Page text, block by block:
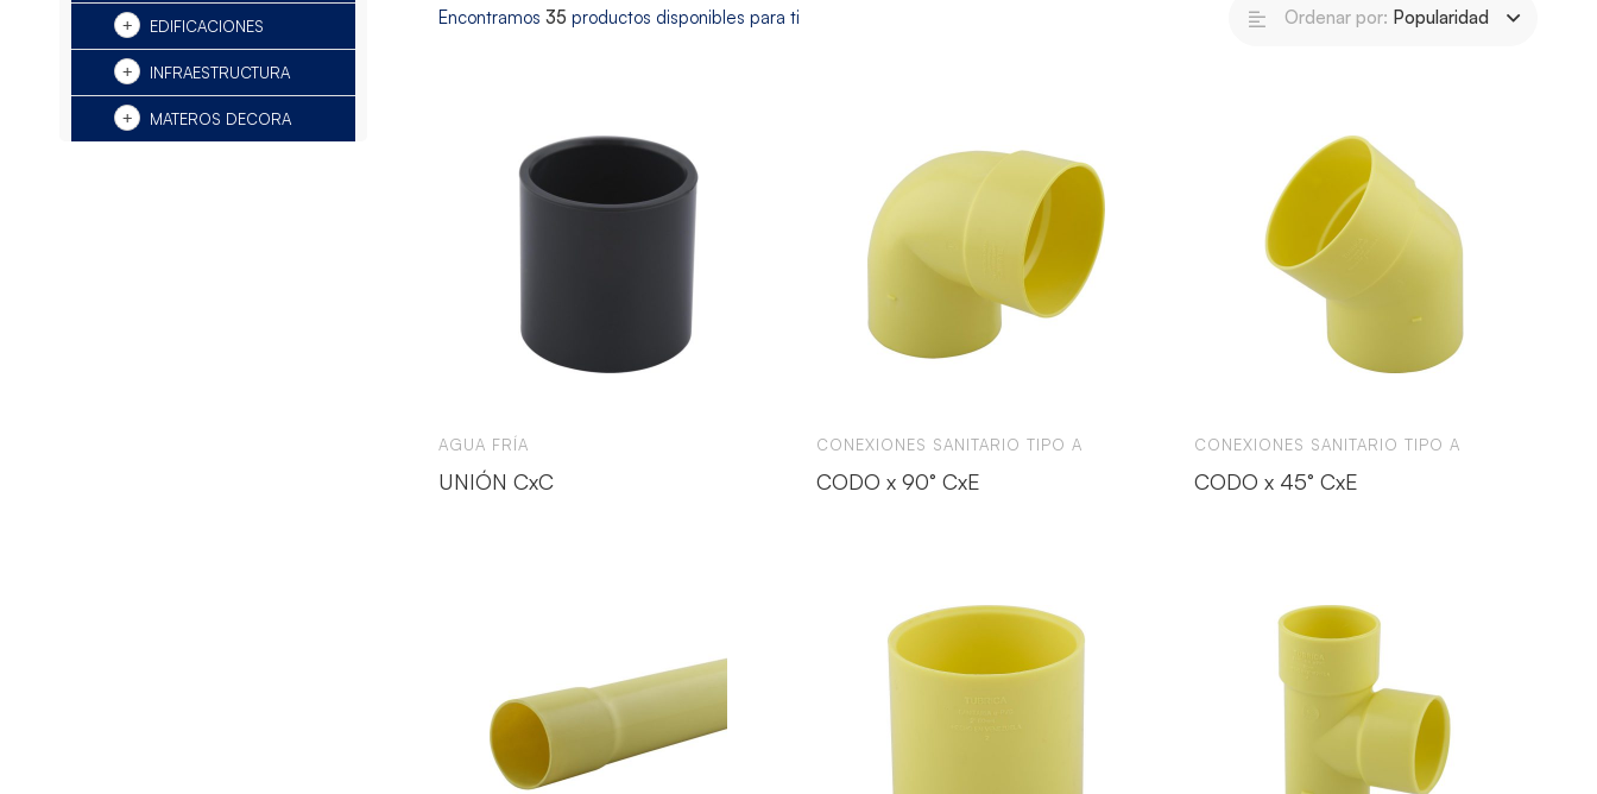
EDIFICACIONES
INFRAESTRUCTURA
MATEROS DECORA
Encontramos 35 productos disponibles para ti Ordenar por: Popularidad
AGUA FRÍA
UNIÓN CxC
CONEXIONES SANITARIO TIPO A
CODO x 90° CxE
CONEXIONES SANITARIO TIPO A
CODO x 45° CxE